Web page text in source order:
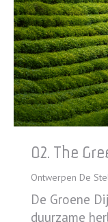
02. The
Ontwerpen De
De Groene
duurzame